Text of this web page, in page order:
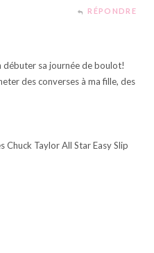
RÉPONDRE
débuter sa journée de boulot!
des converses à ma fille, des
Chuck Taylor All Star Easy Slip